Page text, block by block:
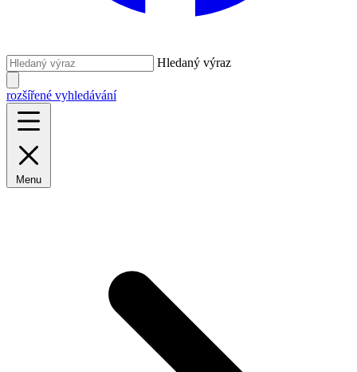
Hledaný výraz
rozšířené vyhledávání
Menu